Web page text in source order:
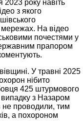
2023 року навіть
з якого
мережах. На відео
почестями у
прапором
У травні 2025
нібито
425 штурмового
з Назаром
не проводили, тим
а похороном